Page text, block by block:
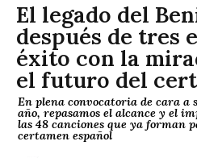
El legado del
después de tres
éxito con la
el futuro del
En plena convocatoria de cara a
año, repasamos el alcance y el
las 48 canciones que ya forman
certamen español